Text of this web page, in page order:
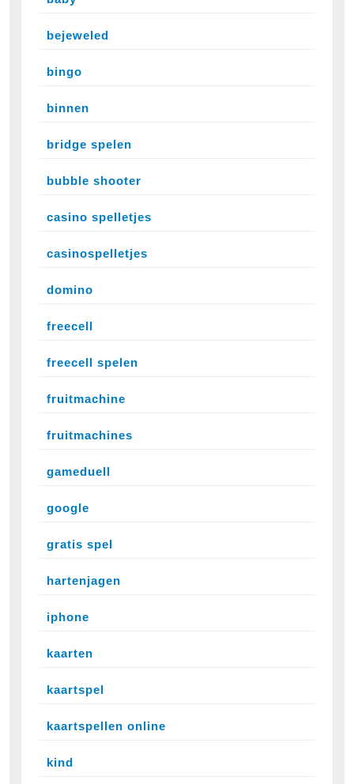
bejeweled
bingo
binnen
bridge spelen
bubble shooter
casino spelletjes
casinospelletjes
domino
freecell
freecell spelen
fruitmachine
fruitmachines
gameduell
google
gratis spel
hartenjagen
iphone
kaarten
kaartspel
kaartspellen online
kind